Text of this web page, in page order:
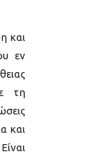
και
εν
τη
και